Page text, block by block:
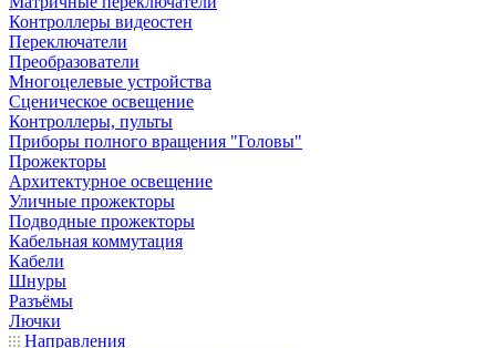
Контроллеры видеостен
Переключатели
Преобразователи
Многоцелевые устройства
Сценическое освещение
Контроллеры, пульты
Приборы полного вращения "Головы"
Прожекторы
Архитектурное освещение
Уличные прожекторы
Подводные прожекторы
Кабельная коммутация
Кабели
Шнуры
Разъёмы
Лючки
Направления